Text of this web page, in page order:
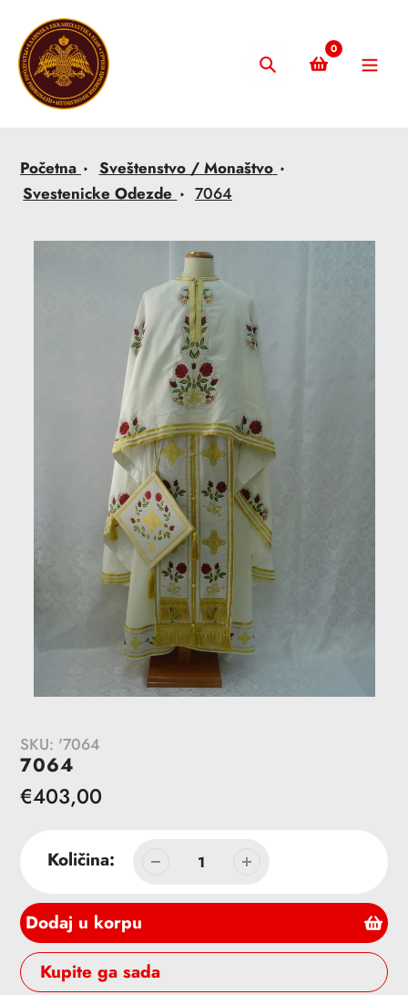
content
Pretraži
0
Početna
Sveštenstvo / Monaštvo
Svestenicke Odezde
7064
SKU: '7064
7064
Redovna
€403,00
Količina:
Dodaj u korpu
Buy it now